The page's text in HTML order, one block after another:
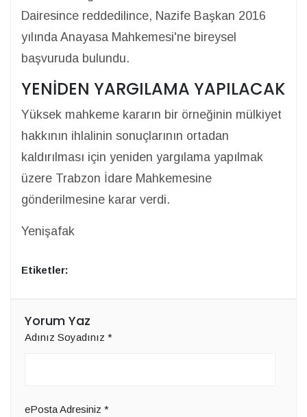
Dairesince reddedilince, Nazife Başkan 2016
yılında Anayasa Mahkemesi'ne bireysel
başvuruda bulundu.
YENİDEN YARGILAMA YAPILACAK
Yüksek mahkeme kararın bir örneğinin mülkiyet
hakkının ihlalinin sonuçlarının ortadan
kaldırılması için yeniden yargılama yapılmak
üzere Trabzon İdare Mahkemesine
gönderilmesine karar verdi.
Yenişafak
Etiketler:
Yorum Yaz
Adınız Soyadınız *
ePosta Adresiniz *